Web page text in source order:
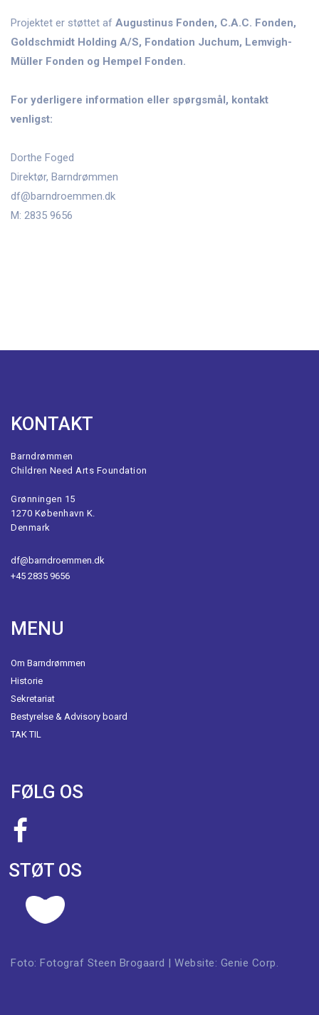
Projektet er støttet af Augustinus Fonden, C.A.C. Fonden,
Goldschmidt Holding A/S, Fondation Juchum, Lemvigh-
Müller Fonden og Hempel Fonden.
For yderligere information eller spørgsmål, kontakt
venligst:
Dorthe Foged
Direktør, Barndrømmen
df@barndroemmen.dk
M: 2835 9656
KONTAKT
Barndrømmen
Children Need Arts Foundation
Grønningen 15
1270 København K.
Denmark
df@barndroemmen.dk
+45 2835 9656
MENU
Om Barndrømmen
Historie
Sekretariat
Bestyrelse & Advisory board
TAK TIL
FØLG OS
STØT OS
Foto: Fotograf Steen Brogaard | Website: Genie Corp.